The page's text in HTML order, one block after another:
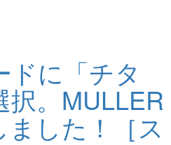
ドに「チタ
択。MULLER
した！［ス